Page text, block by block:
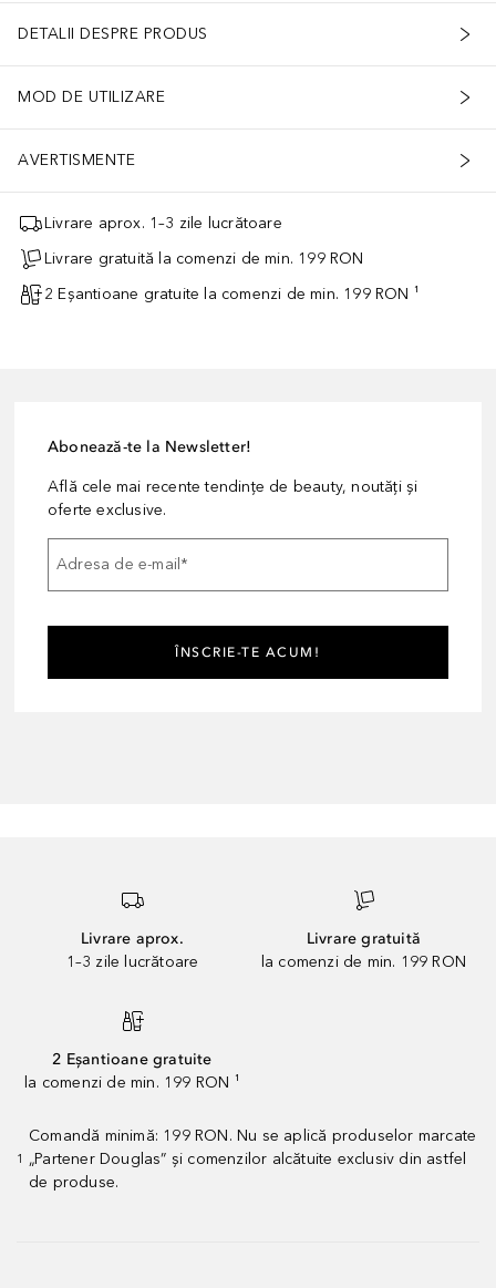
DETALII DESPRE PRODUS
MOD DE UTILIZARE
AVERTISMENTE
Livrare aprox. 1–3 zile lucrătoare
Livrare gratuită la comenzi de min. 199 RON
2 Eșantioane gratuite la comenzi de min. 199 RON ¹
Abonează-te la Newsletter!
Află cele mai recente tendințe de beauty, noutăți și
oferte exclusive.
Adresa de e-mail*
ÎNSCRIE-TE ACUM!
Livrare aprox.
1–3 zile lucrătoare
Livrare gratuită
la comenzi de min. 199 RON
2 Eșantioane gratuite
la comenzi de min. 199 RON ¹
1
Comandă minimă: 199 RON. Nu se aplică produselor marcate
„Partener Douglas” și comenzilor alcătuite exclusiv din astfel
de produse.